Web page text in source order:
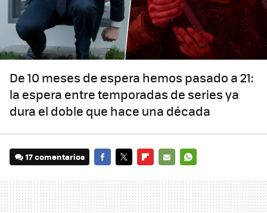
De 10 meses de espera hemos pasado a 21:
la espera entre temporadas de series ya
dura el doble que hace una década
17 comentarios
MAIL